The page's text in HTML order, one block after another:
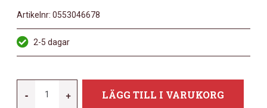
Artikelnr: 0553046678
2-5 dagar
-
PA16MC
+ LÄGG TILL I VARUKORG